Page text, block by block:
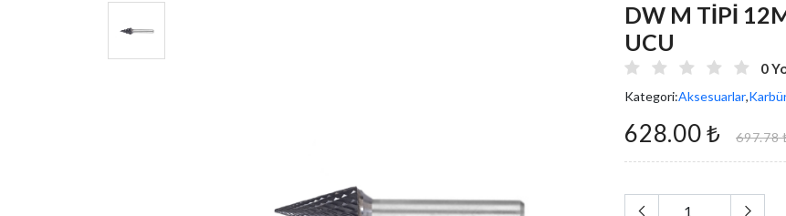
DW M TİPİ
UCU
0
Kategori:Aksesuarlar,
628.00 ₺ 697.78